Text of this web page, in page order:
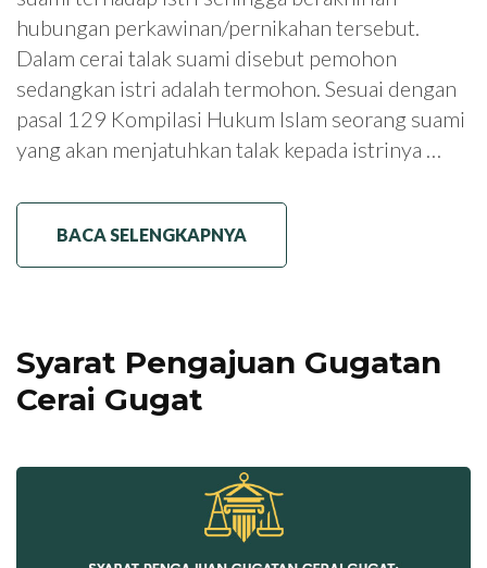
hubungan perkawinan/pernikahan tersebut.
Dalam cerai talak suami disebut pemohon
sedangkan istri adalah termohon. Sesuai dengan
pasal 129 Kompilasi Hukum Islam seorang suami
yang akan menjatuhkan talak kepada istrinya …
BACA SELENGKAPNYA
Syarat Pengajuan Gugatan
Cerai Gugat